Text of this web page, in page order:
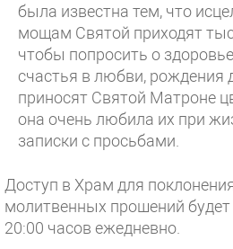
была известна тем, что
мощам Святой приходят
чтобы попросить о
счастья в любви, рождения
приносят Святой Матроне
она очень любила их при
записки с просьбами.
Доступ в Храм для
молитвенных прошений
20:00 часов ежедневно.